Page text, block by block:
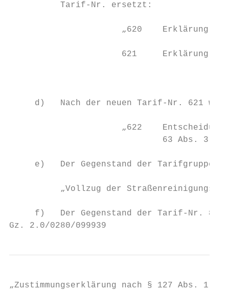
          Tarif-Nr. ersetzt:
„620    Erklärung
621     Erklärung
d)   Nach der neuen Tarif-Nr. 621
„622
63 Abs. 3
e)   Der Gegenstand der Tarifgruppe
„Vollzug der Straßenreinigungs-
f)   Der Gegenstand der Tarif-Nr.
Gz. 2.0/0280/099939
„Zustimmungserklärung nach § 127 Abs. 1